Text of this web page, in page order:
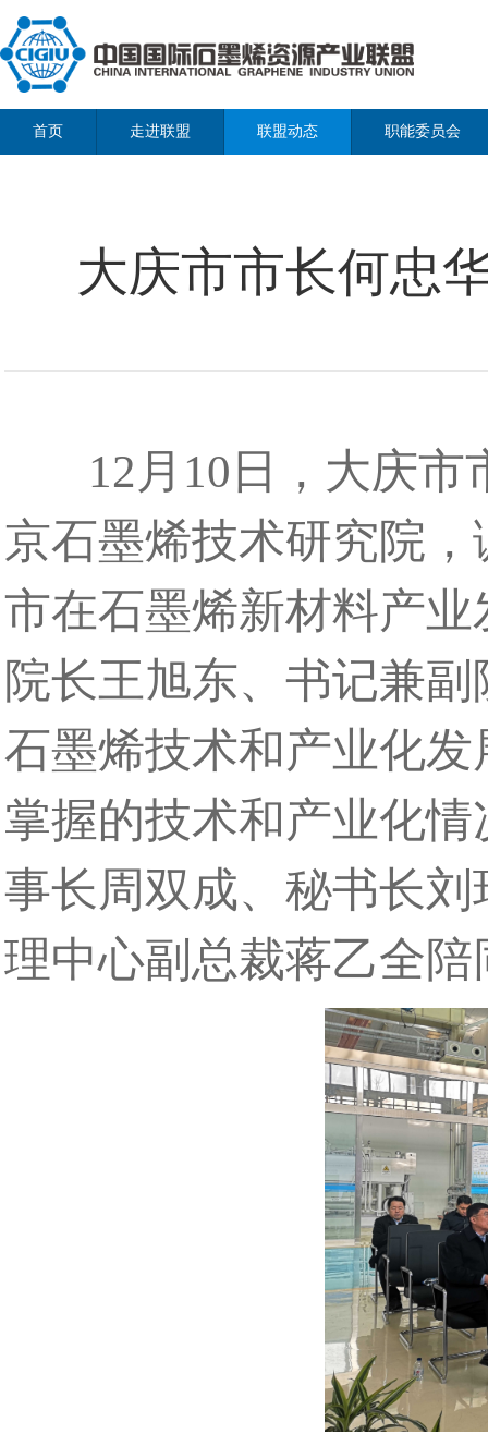
首页 走进联盟 联盟动态 职能委员会
大庆市市长何忠
12月10日，大庆市
京石墨烯技术研究院
市在石墨烯新材料产
院长王旭东、书记兼
石墨烯技术和产业化
掌握的技术和产业化
事长周双成、秘书长
理中心副总裁蒋乙全